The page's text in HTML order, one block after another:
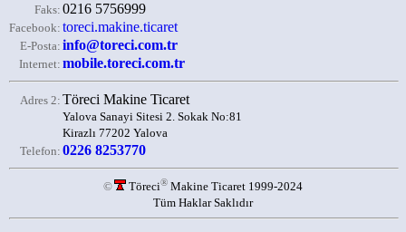
Faks: 0216 5756999
Facebook: toreci.makine.ticaret
E-Posta: info@toreci.com.tr
Internet: mobile.toreci.com.tr
Adres 2: Töreci Makine Ticaret
Yalova Sanayi Sitesi 2. Sokak No:81
Kirazlı 77202 Yalova
Telefon: 0226 8253770
© Töreci® Makine Ticaret 1999-2024
Tüm Haklar Saklıdır